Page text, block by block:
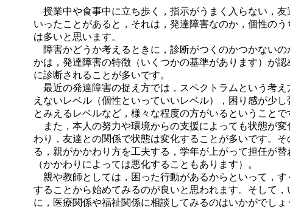
授業中や食事中に立ち歩く，指示がうまく入らない，
いったことがあると，それは，発達障害なのか，個性の
は多いと思います。
障害かどうか考えるときに，診断がつくのかつかない
かは，発達障害の特徴（いくつかの基準があります）が
に診断されることが多いです。
最近の発達障害の捉え方では，スペクトラムという考
えないレベル（個性といっていいレベル），困り感が少
とみえるレベルなど，様々な程度の方がいるということで
また，本人の努力や環境からの支援によっても状態が
わり，友達との関係で状態は変化することが多いです。
る，親がかかわり方を工夫する，学年が上がって担任が
（かかわりによっては悪化することもあります）。
親や教師としては，困った行動があるからといって，
することから始めてみるのが良いと思われます。そして
に，医療関係や福祉関係に相談してみるのはいかがでしょ